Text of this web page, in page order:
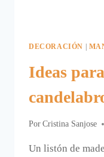
DECORACIÓN |
Ideas
Por Cristina Sanjose
Un listón de